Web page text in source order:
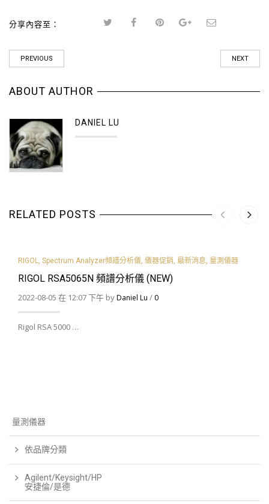
分享內容至：
PREVIOUS NEXT
ABOUT AUTHOR
DANIEL LU
RELATED POSTS
RIGOL, Spectrum Analyzer頻譜分析儀, 儀器促銷, 最新消息, 量測儀器
RIGOL RSA5065N 頻譜分析儀 (NEW)
2022-08-05 在 12:07 下午 byDaniel Lu / 0
Rigol RSA 5000 …
量測儀器
依品牌分類
Agilent/Keysight/HP
安捷倫/是德